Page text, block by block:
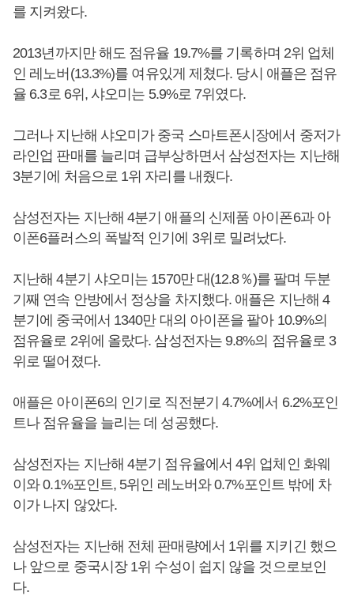
를 지켜왔다.
2013년까지만 해도 점유율 19.7%를 기록하며 2위 업체
인 레노버(13.3%)를 여유있게 제쳤다. 당시 애플은 점유
율 6.3로 6위, 샤오미는 5.9%로 7위였다.
그러나 지난해 샤오미가 중국 스마트폰시장에서 중저가
라인업 판매를 늘리며 급부상하면서 삼성전자는 지난해
3분기에 처음으로 1위 자리를 내줬다.
삼성전자는 지난해 4분기 애플의 신제품 아이폰6과 아
이폰6플러스의 폭발적 인기에 3위로 밀려났다.
지난해 4분기 샤오미는 1570만 대(12.8％)를 팔며 두분
기째 연속 안방에서 정상을 차지했다. 애플은 지난해 4
분기에 중국에서 1340만 대의 아이폰을 팔아 10.9%의
점유율로 2위에 올랐다. 삼성전자는 9.8%의 점유율로 3
위로 떨어졌다.
애플은 아이폰6의 인기로 직전분기 4.7%에서 6.2%포인
트나 점유율을 늘리는 데 성공했다.
삼성전자는 지난해 4분기 점유율에서 4위 업체인 화웨
이와 0.1%포인트, 5위인 레노버와 0.7%포인트 밖에 차
이가 나지 않았다.
삼성전자는 지난해 전체 판매량에서 1위를 지키긴 했으
나 앞으로 중국시장 1위 수성이 쉽지 않을 것으로보인
다.